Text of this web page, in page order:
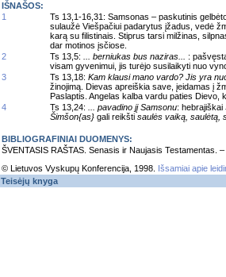
IŠNAŠOS:
1
Ts 13,1-16,31: Samsonas – paskutinis
sulaužė Viešpačiui padarytus įžadus, vedė
karą su filistinais. Stiprus tarsi milžinas,
dar motinos įsčiose.
2
Ts 13,5: ... berniukas bus naziras...
:
visam gyvenimui, jis turėjo susilaikyti nuo
3
Ts 13,18: Kam klausi mano vardo? Jis yra
žinojimą. Dievas apreiškia save, įeidamas į
Paslaptis. Angelas kalba vardu paties Dievo,
4
Ts 13,24: ... pavadino jį Samsonu: hebrajiškai
Šimšon{as} gali reikšti saulės vaiką, saulėtą,
BIBLIOGRAFINIAI DUOMENYS:
ŠVENTASIS RAŠTAS. Senasis ir Naujasis Testamentas.
© Lietuvos Vyskupų Konferencija, 1998.
Išsamiai apie
Teisėjų knyga